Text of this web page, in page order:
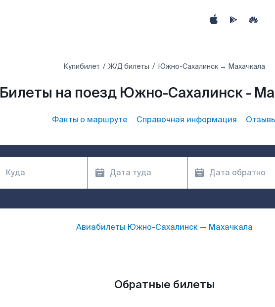
Купибилет Ж/Д билеты Южно-Сахалинск → Махачкала
Билеты на поезд Южно-Сахалинск -
Факты о маршруте Справочная информация
Авиабилеты Южно-Сахалинск— Махачкала
Обратные билеты